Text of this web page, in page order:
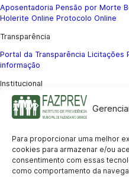
Para proporcionar uma melhor
cookies para armazenar e/ou
consentimento com essas
como comportamento da
Aposentadoria Pensão por Morte
Holerite Online Protocolo Online
Transparência
Portal da Transparência Licitações
informação
Institucional
História Missão e Visão
Mapa do Site Política de Privacidade
CNPJ: 05.145.721/0001-03 | Avenida
Grande/PR – CEP 83.820-071
PrivacidadeTermos de Uso Acessibilidade